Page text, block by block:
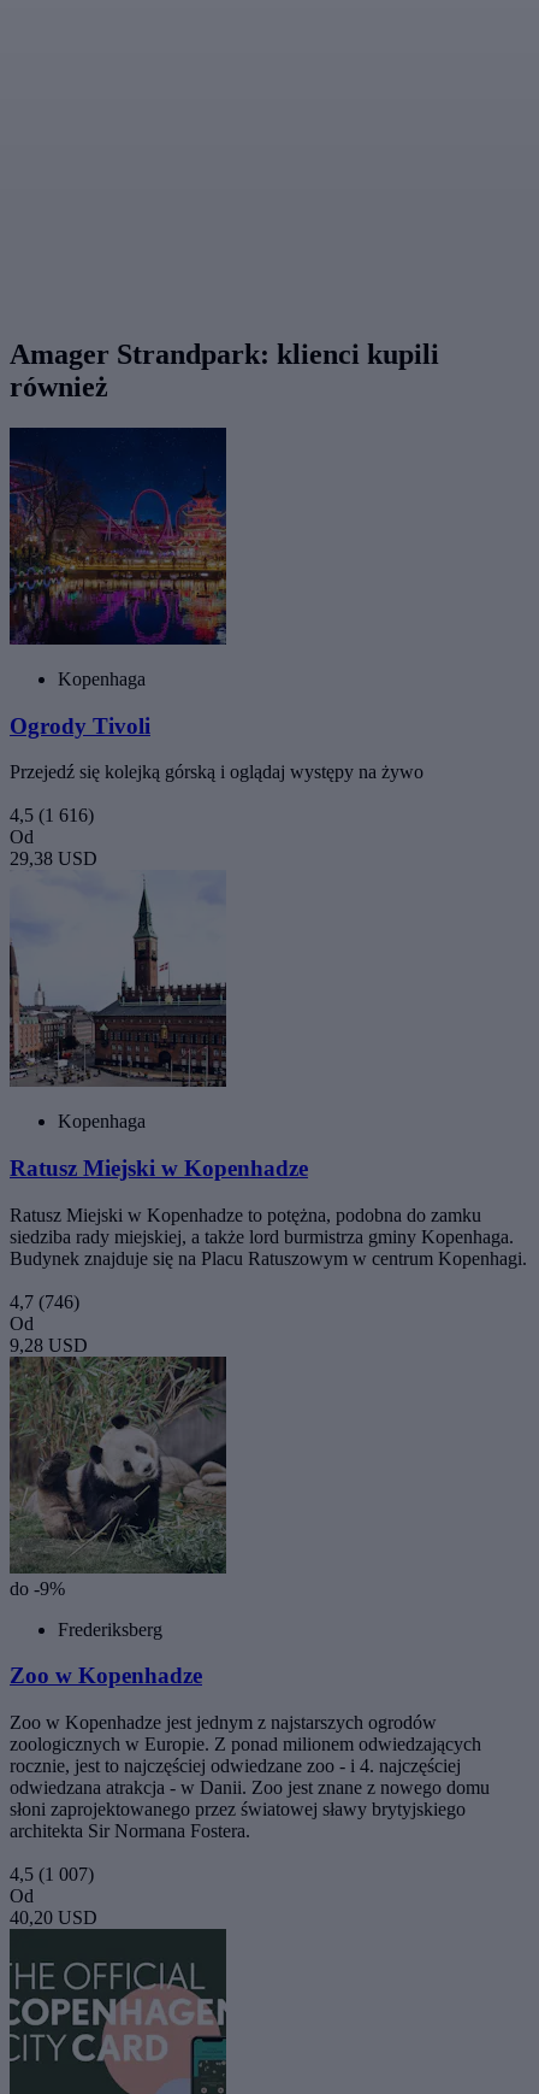
Amager Strandpark: klienci kupili
również
Kopenhaga
Ogrody Tivoli
Przejedź się kolejką górską i oglądaj występy na żywo
4,5 (1 616)
Od
29,38 USD
Kopenhaga
Ratusz Miejski w Kopenhadze
Ratusz Miejski w Kopenhadze to potężna, podobna do zamku
siedziba rady miejskiej, a także lord burmistrza gminy Kopenhaga.
Budynek znajduje się na Placu Ratuszowym w centrum Kopenhagi.
4,7 (746)
Od
9,28 USD
do -9%
Frederiksberg
Zoo w Kopenhadze
Zoo w Kopenhadze jest jednym z najstarszych ogrodów
zoologicznych w Europie. Z ponad milionem odwiedzających
rocznie, jest to najczęściej odwiedzane zoo - i 4. najczęściej
odwiedzana atrakcja - w Danii. Zoo jest znane z nowego domu
słoni zaprojektowanego przez światowej sławy brytyjskiego
architekta Sir Normana Fostera.
4,5 (1 007)
Od
40,20 USD